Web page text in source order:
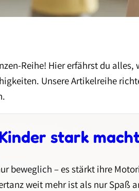
Reihe! Hier erfährst du
Unsere Artikelreihe
stark
beweglich – es stärkt ihre
weit mehr ist als nur Spaß